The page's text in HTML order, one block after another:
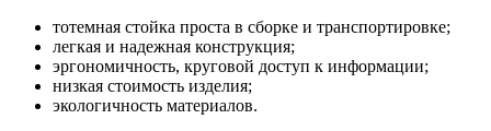
тотемная стойка проста в сборке и транспортировке;
легкая и надежная конструкция;
эргономичность, круговой доступ к информации;
низкая стоимость изделия;
экологичность материалов.